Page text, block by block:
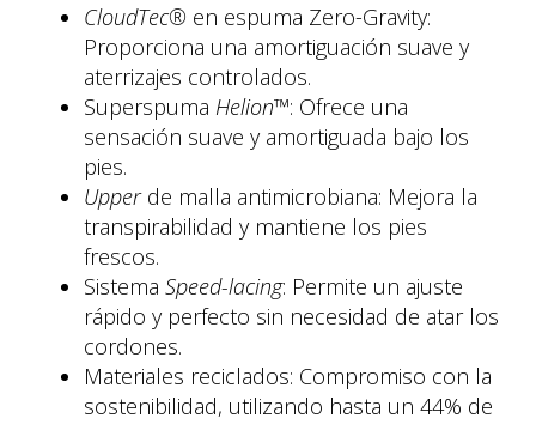
CloudTec® en espuma Zero-Gravity:
Proporciona una amortiguación suave y
aterrizajes controlados.
Superspuma Helion™: Ofrece una
sensación suave y amortiguada bajo los
pies.
Upperde malla antimicrobiana: Mejora la
transpirabilidad y mantiene los pies
frescos.
Sistema Speed-lacing: Permite un ajuste
rápido y perfecto sin necesidad de atar los
cordones.
Materiales reciclados: Compromiso con la
sostenibilidad, utilizando hasta un 44% de